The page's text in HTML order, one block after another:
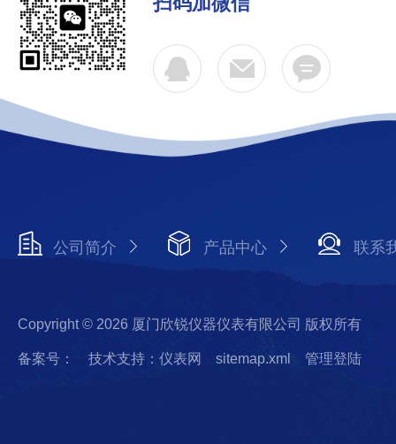
公司简介 产品中心 联系
Copyright © 2026 厦门欣锐仪器仪表有限公司 版权所有
备案号： 技术支持：仪表网 sitemap.xml 管理登陆